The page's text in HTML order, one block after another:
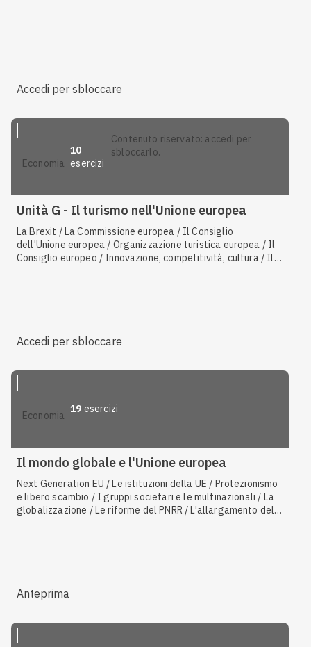
Accedi per sbloccare
economia
10
esercizi
contenuto riservato: accedi per
sbloccarlo.
Unità G - Il turismo nell'Unione europea
La Brexit / La Commissione europea / Il Consiglio
dell'Unione europea / Organizzazione turistica europea / Il
Consiglio europeo / Innovazione, competitività, cultura / Il
Accedi per sbloccare
economia
19 esercizi
Il mondo globale e l'Unione europea
Next Generation EU / Le istituzioni della UE / Protezionismo
e libero scambio / I gruppi societari e le multinazionali / La
globalizzazione / Le riforme del PNRR / L'allargamento della
Anteprima